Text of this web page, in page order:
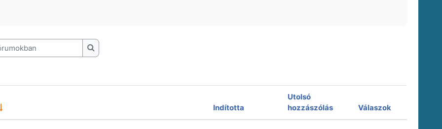
Keresés a fórumokban
Indította
Utolsó
hozzászólás
Válaszok
Műveletek